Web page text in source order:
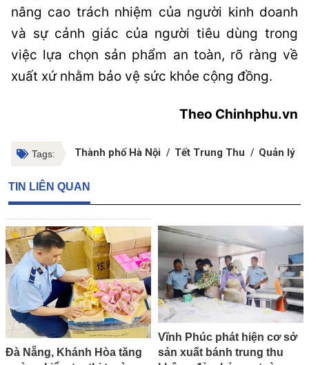
nâng cao trách nhiệm của người kinh doanh
và sự cảnh giác của người tiêu dùng trong
việc lựa chọn sản phẩm an toàn, rõ ràng về
xuất xứ nhằm bảo vệ sức khỏe cộng đồng.
Theo Chinhphu.vn
Tags: Thành phố Hà Nội Tết Trung Thu Quản lý
TIN LIÊN QUAN
Đà Nẵng, Khánh Hòa tăng
Vĩnh Phúc phát hiện cơ sở
sản xuất bánh trung thu